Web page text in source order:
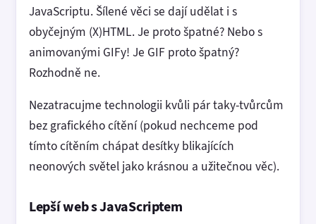
JavaScriptu. Šílené věci se dají udělat i s
obyčejným (X)HTML. Je proto špatné? Nebo s
animovanými GIFy! Je GIF proto špatný?
Rozhodně ne.
Nezatracujme technologii kvůli pár taky-tvůrcům
bez grafického cítění (pokud nechceme pod
tímto cítěním chápat desítky blikajících
neonových světel jako krásnou a užitečnou věc).
Lepší web s JavaScriptem